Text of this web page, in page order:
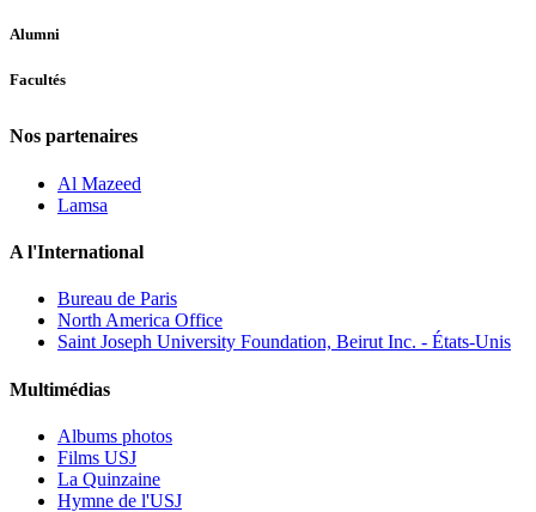
Alumni
Facultés
Nos partenaires
Al Mazeed
Lamsa
A l'International
Bureau de Paris
North America Office
Saint Joseph University Foundation, Beirut Inc. - États-Unis
Multimédias
Albums photos
Films USJ
La Quinzaine
Hymne de l'USJ